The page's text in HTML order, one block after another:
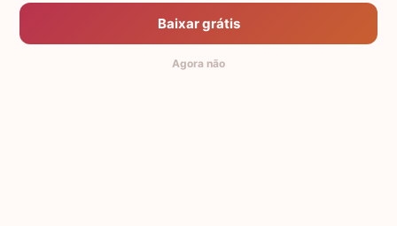
CONFORTO PARA MÃE QUE
Baixar grátis
Agora não